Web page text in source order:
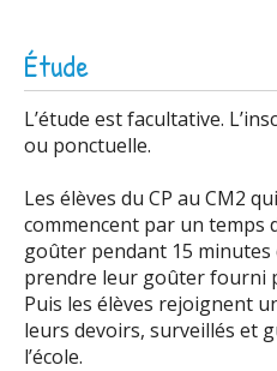
Étude
L’étude est facultative.
ou ponctuelle.
Les élèves du CP au CM2
commencent par un temps
goûter pendant 15 minutes
prendre leur goûter fourni
Puis les élèves rejoignent
leurs devoirs, surveillés et
l’école.